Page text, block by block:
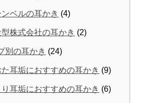
ベルの耳かき (4)
株式会社の耳かき (2)
別の耳かき (24)
耳垢におすすめの耳かき (9)
り耳垢におすすめの耳かき (6)